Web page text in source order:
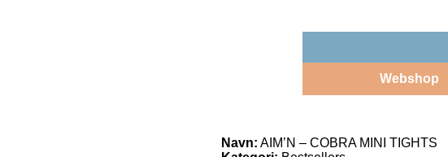
Webshop
Navn: AIM’N – COBRA MINI TIGHTS